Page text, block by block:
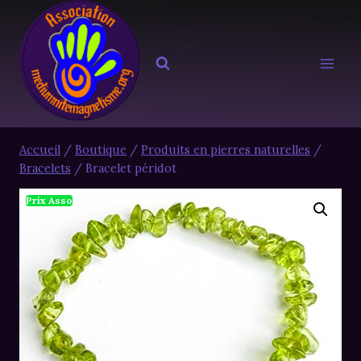
contenu
Accueil / Boutique / Produits en pierres naturelles /
Bracelets / Bracelet péridot